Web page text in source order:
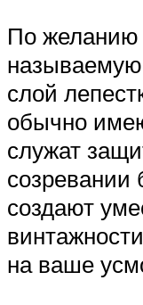
По желанию
слой
обычно
служат
созревании
создают
на ваше